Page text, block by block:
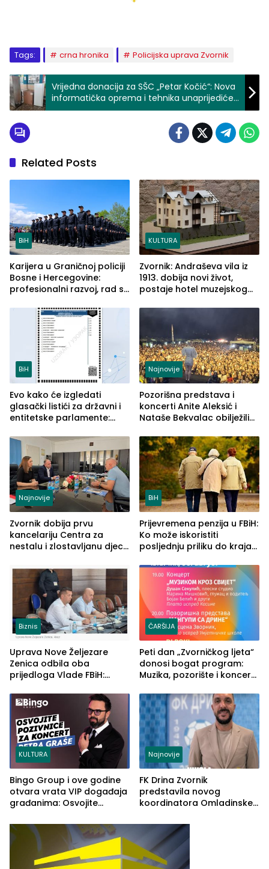
Tags: crna hronika Policijska uprava Zvornik
Vrijedna donacija za SŠC „Petar Kočić“: Nova
informatička oprema i tehnika unaprijediće
nastavu (FOTO)
Related Posts
BiH
Karijera u Graničnoj policiji
Bosne i Hercegovine:
profesionalni razvoj, rad sa
služba građanima
KULTURA
Zvornik: Andraševa vila iz
1913. dobija novi život,
postaje hotel muzejskog
BiH
Evo kako će izgledati
glasački listići za državni i
entitetske parlamente:
vidljive na njima
Najnovije
Pozorišna predstava i
koncerti Anite Aleksić i
Nataše Bekvalac obilježili
ljeta (FOTO)
Najnovije
Zvornik dobija prvu
kancelariju Centra za
nestalu i zlostavljanu djecu
BiH
Prijevremena penzija u FBiH:
Ko može iskoristiti
posljednju priliku do kraja
Biznis
Uprava Nove Željezare
Zenica odbila oba
prijedloga Vlade FBiH:
rješenje
ČARŠIJA
Peti dan „Zvorničkog ljeta“
donosi bogat program:
Muzika, pozorište i koncert
KULTURA
Bingo Group i ove godine
otvara vrata VIP događaja
građanima: Osvojite
Graše
Najnovije
FK Drina Zvornik
predstavila novog
koordinatora Omladinske